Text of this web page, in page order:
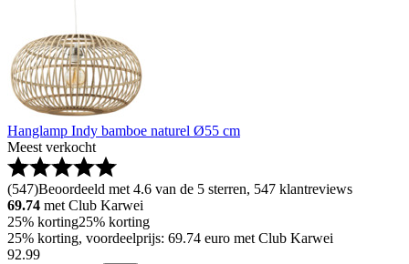
Hanglamp Indy bamboe naturel Ø55 cm
Meest verkocht
(547)Beoordeeld met 4.6 van de 5 sterren, 547 klantreviews
69.74 met Club Karwei
25% korting25% korting
25% korting, voordeelprijs: 69.74 euro met Club Karwei
92.99